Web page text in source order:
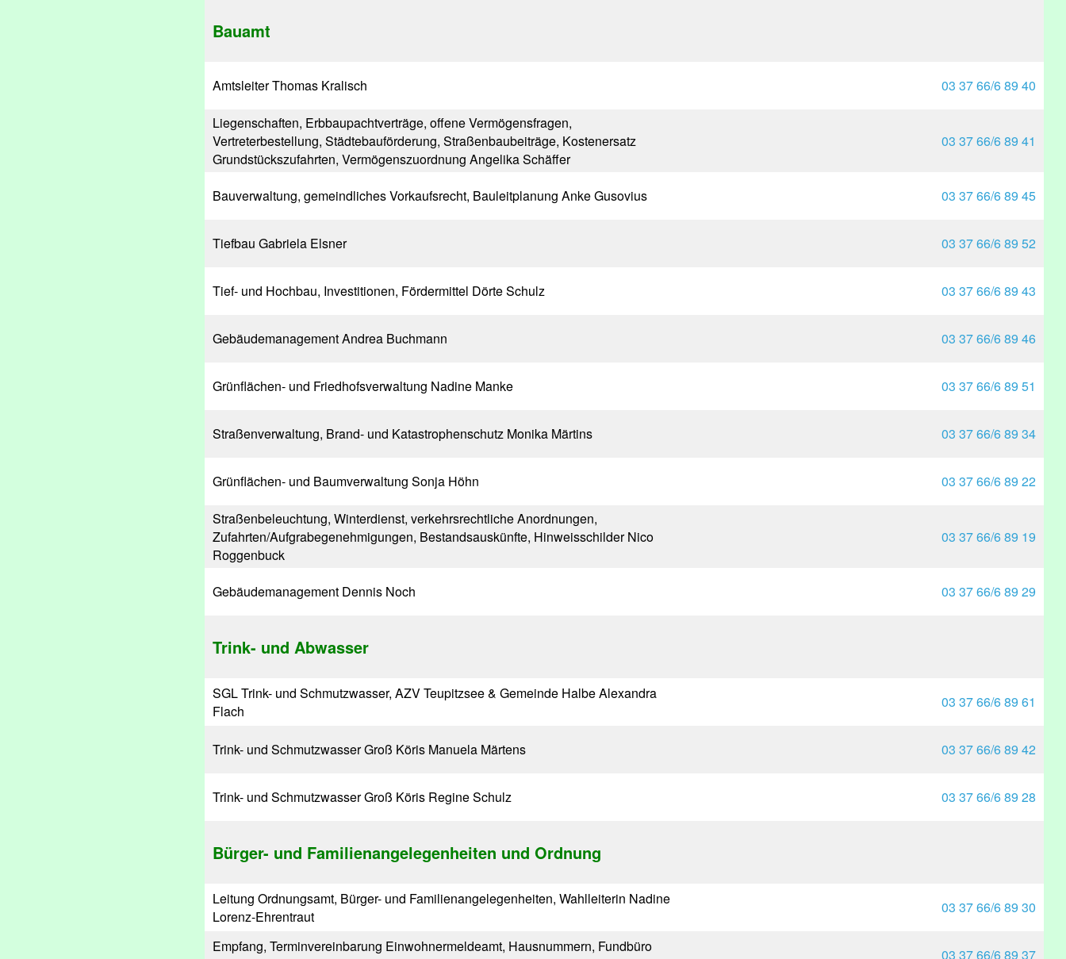
Bauamt
Amtsleiter Thomas Kralisch 03 37 66/6 89 40
Liegenschaften, Erbbaupachtverträge, offene Vermögensfragen,
Vertreterbestellung, Städtebauförderung, Straßenbaubeiträge, Kostenersatz
Grundstückszufahrten, Vermögenszuordnung Angelika Schäffer
03 37 66/6 89 41
Bauverwaltung, gemeindliches Vorkaufsrecht, Bauleitplanung Anke Gusovius 03 37 66/6 89 45
Tiefbau Gabriela Elsner 03 37 66/6 89 52
Tief- und Hochbau, Investitionen, Fördermittel Dörte Schulz 03 37 66/6 89 43
Gebäudemanagement Andrea Buchmann 03 37 66/6 89 46
Grünflächen- und Friedhofsverwaltung Nadine Manke 03 37 66/6 89 51
Straßenverwaltung, Brand- und Katastrophenschutz Monika Märtins 03 37 66/6 89 34
Grünflächen- und Baumverwaltung Sonja Höhn 03 37 66/6 89 22
Straßenbeleuchtung, Winterdienst, verkehrsrechtliche Anordnungen,
Zufahrten/Aufgrabegenehmigungen, Bestandsauskünfte, Hinweisschilder Nico
Roggenbuck
03 37 66/6 89 19
Gebäudemanagement Dennis Noch 03 37 66/6 89 29
Trink- und Abwasser
SGL Trink- und Schmutzwasser, AZV Teupitzsee & Gemeinde Halbe Alexandra
Flach
03 37 66/6 89 61
Trink- und Schmutzwasser Groß Köris Manuela Märtens 03 37 66/6 89 42
Trink- und Schmutzwasser Groß Köris Regine Schulz 03 37 66/6 89 28
Bürger- und Familienangelegenheiten und Ordnung
Leitung Ordnungsamt, Bürger- und Familienangelegenheiten, Wahlleiterin Nadine
Lorenz-Ehrentraut
03 37 66/6 89 30
Empfang, Terminvereinbarung Einwohnermeldeamt, Hausnummern, Fundbüro
03 37 66/6 89 37